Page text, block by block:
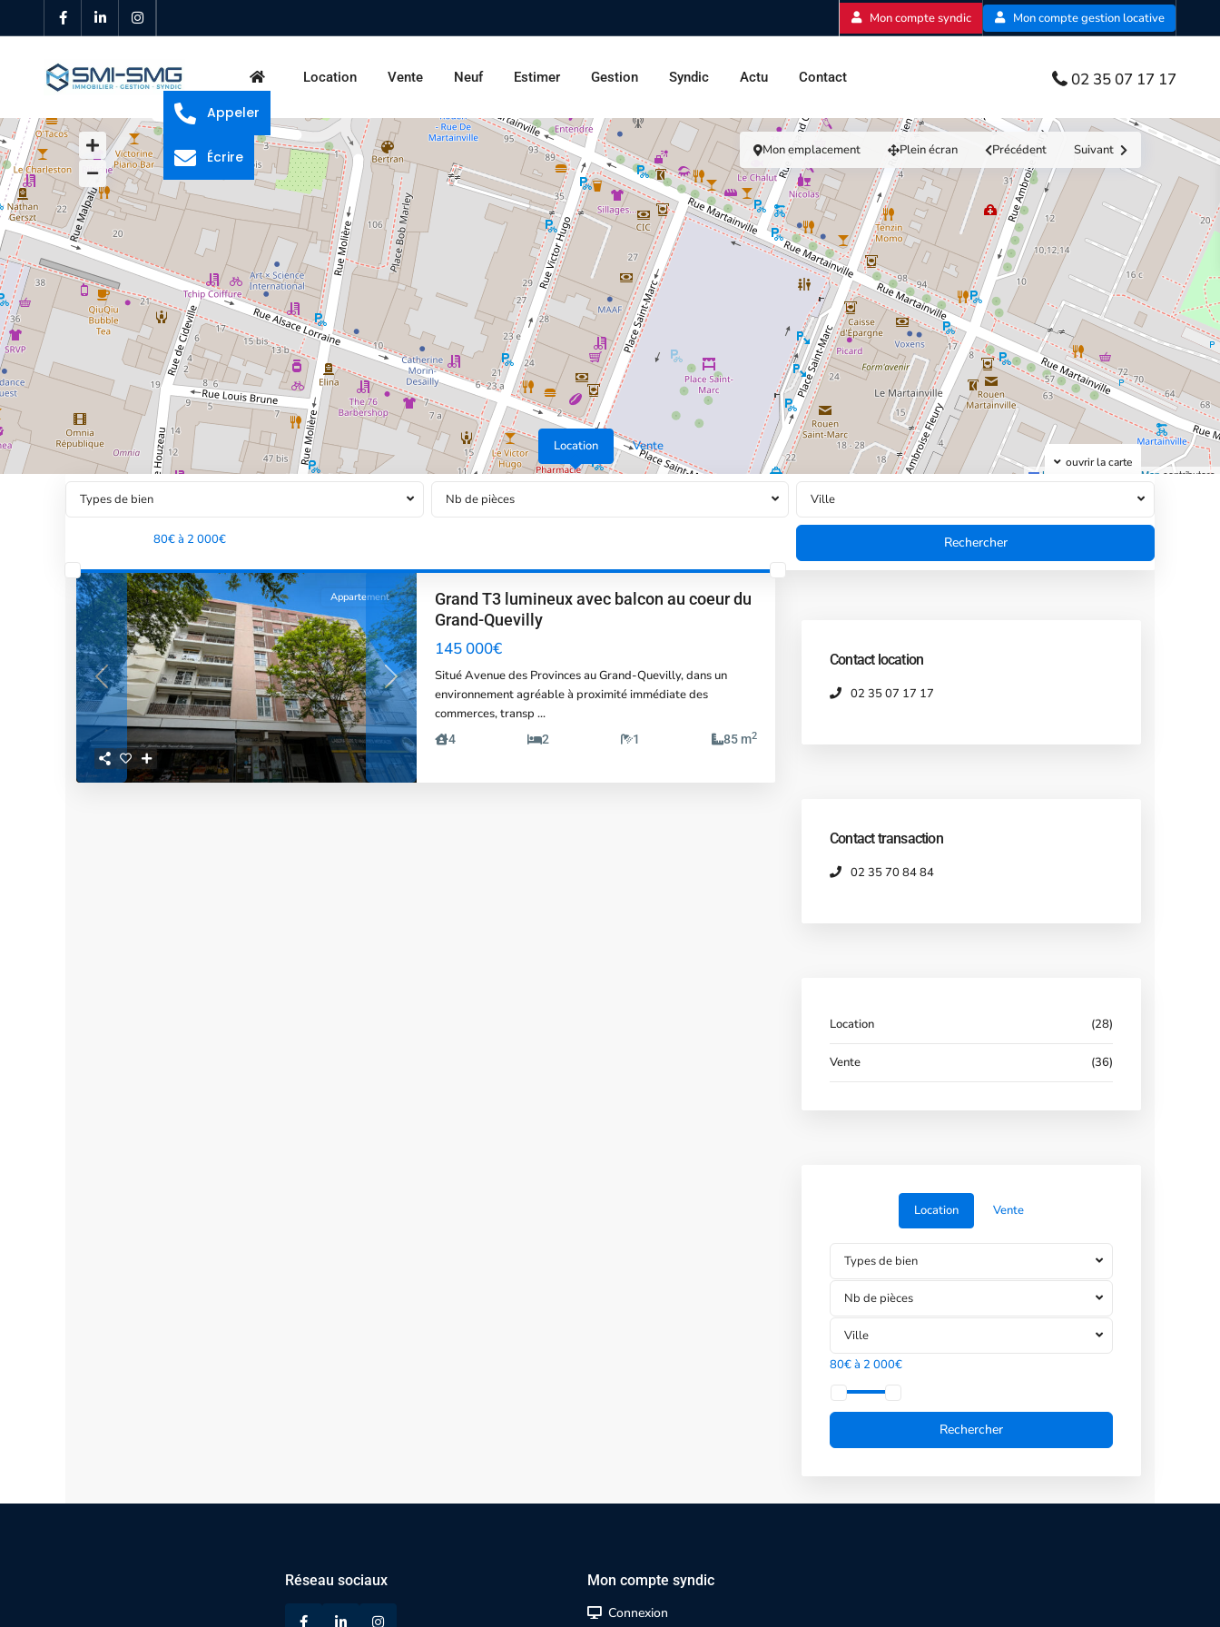
Mon compte syndic Mon compte gestion locative
Location Vente Neuf Estimer Gestion Syndic Actu Contact 02 35 07 17 17
Leaflet OpenStreetMap contributors
ouvrir la carte
Mon emplacement Plein écran Précédent Suivant
Location Vente
Types de bien Nb de pièces Ville
80€ à 2 000€
Previous Next
Appartement
Grand T3 lumineux avec balcon au coeur du
Grand-Quevilly
145 000€
Situé Avenue des Provinces au Grand-Quevilly, dans un
environnement agréable à proximité immédiate des
commerces, transp ...
4 2 1 85 m2
Contact location
02 35 07 17 17
Contact transaction
02 35 70 84 84
Location (28)
Vente (36)
Location Vente
Types de bien
Nb de pièces
Ville
80€ à 2 000€
Réseau sociaux
Mon compte syndic
Connexion
Appeler
Écrire